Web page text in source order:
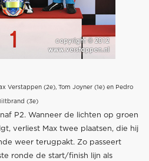
Verstappen (2e), Tom Joyner (1e) en Pedro
(3e)
P2. Wanneer de lichten op groen
verliest Max twee plaatsen, die hij
weer terugpakt. Zo passeert
ronde de start/finish lijn als